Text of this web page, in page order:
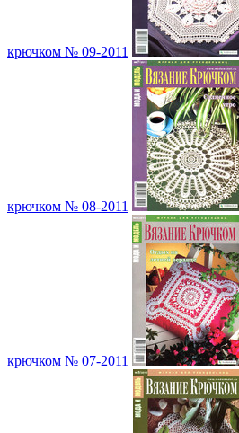
крючком № 09-2011
крючком № 08-2011
крючком № 07-2011